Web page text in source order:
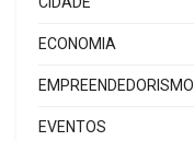
ECONOMIA
EMPREENDEDORISMO
EVENTOS